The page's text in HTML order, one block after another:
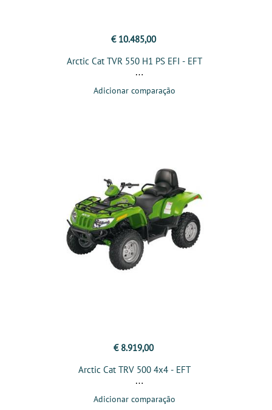
€ 10.485,00
Arctic Cat TVR 550 H1 PS EFI - EFT
Adicionar comparação
€ 8.919,00
Arctic Cat TRV 500 4x4 - EFT
Adicionar comparação